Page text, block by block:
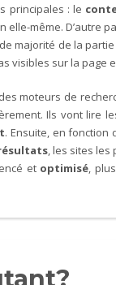
principales : le
elle-même. D’autre
majorité de la
visibles sur la page
des moteurs de
Ils vont lire
. Ensuite, en fonction
, les sites les
et optimisé,